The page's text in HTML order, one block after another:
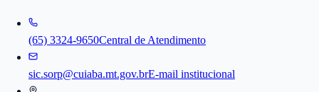
(65) 3324-9650Central de Atendimento
sic.sorp@cuiaba.mt.gov.brE-mail institucional